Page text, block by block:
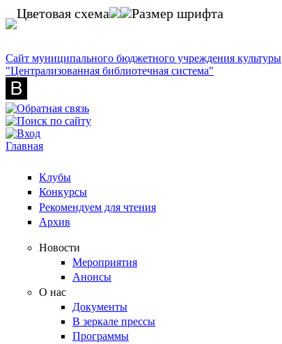
Перейти к основному содержанию
Цветовая схема Размер шрифта
Сайт муниципального бюджетного учреждения культуры
"Централизованная библиотечная система"
Главная
Клубы
Конкурсы
Рекомендуем для чтения
Архив
Новости
Мероприятия
Анонсы
О нас
Документы
В зеркале прессы
Программы